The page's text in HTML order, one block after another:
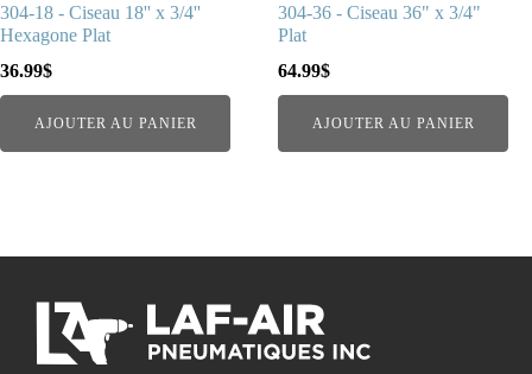
304-18 - Ciseau 18'' x 3/4''
Hexagone Plat
36.99$
AJOUTER AU PANIER
304-36 - Ciseau 36" x 3/4"
Plat
64.99$
AJOUTER AU PANIER